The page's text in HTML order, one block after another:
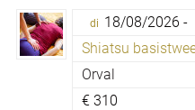
di 18/08/2026 -
Shiatsu
Orval
€ 310